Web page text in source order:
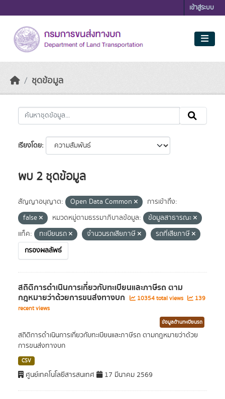
เข้าสู่ระบบ
ชุดข้อมูล
เรียงโดย
พบ 2 ชุดข้อมูล
สัญญาอนุญาต: Open Data Common
การเข้าถึง:
false
หมวดหมู่ตามธรรมาภิบาลข้อมูล:
ข้อมูลสาธารณะ
แท็ค:
ทะเบียนรถ จำนวนรถเสียภาษี
รถที่เสียภาษี
กรองผลลัพธ์
สถิติการดำเนินการเกี่ยวกับทะเบียนและภาษีรถ ตาม
กฎหมายว่าด้วยการขนส่งทางบก 10354 total views
139
recent views
ข้อมูลด้านทะเบียนรถ
สถิติการดำเนินการเกี่ยวกับทะเบียนและภาษีรถ ตามกฎหมายว่าด้วย
การขนส่งทางบก
CSV
ศูนย์เทคโนโลยีสารสนเทศ 17 มีนาคม 2569